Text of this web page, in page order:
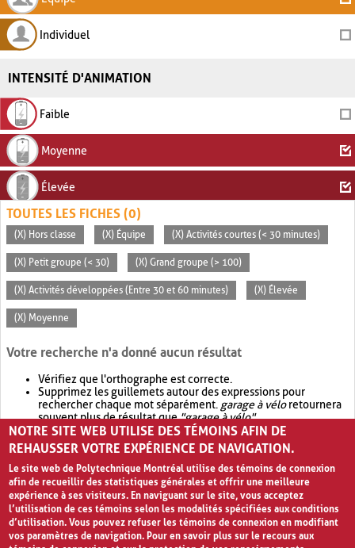
Individuel
INTENSITÉ D'ANIMATION
Faible
Moyenne
Élevée
TOUTES LES FICHES (0)
(X) Hors classe (X) Équipe (X) Activités courtes (< 30 minutes)
(X) Petit groupe (< 30) (X) Grand groupe (> 100)
(X) Activités développées (Entre 30 et 60 minutes) (X) Élevée
(X) Moyenne
Votre recherche n'a donné aucun résultat
Vérifiez que l'orthographe est correcte.
Supprimez les guillemets autour des expressions pour
rechercher chaque mot séparément. garage à véloretournera
souvent plus de résultat que"garage à vélo".
Envisagez d'élargir votre recherche avec OR.garage OR vélo
retournera souvent plus de résultat quegarage à vélo
NOTRE SITE WEB UTILISE DES TÉMOINS AFIN DE
REHAUSSER VOTRE EXPÉRIENCE DE NAVIGATION.
Le site web de Polytechnique Montréal utilise des témoins de connexion
afin de recueillir des statistiques générales et offrir une meilleure
expérience à ses visiteurs. En naviguant sur le site, vous acceptez
l’utilisation de ces témoins selon les modalités spécifiées aux conditions
d’utilisation. Vous pouvez refuser les témoins de connexion en modifiant
vos paramètres de navigation. Pour en savoir plus sur le recours aux